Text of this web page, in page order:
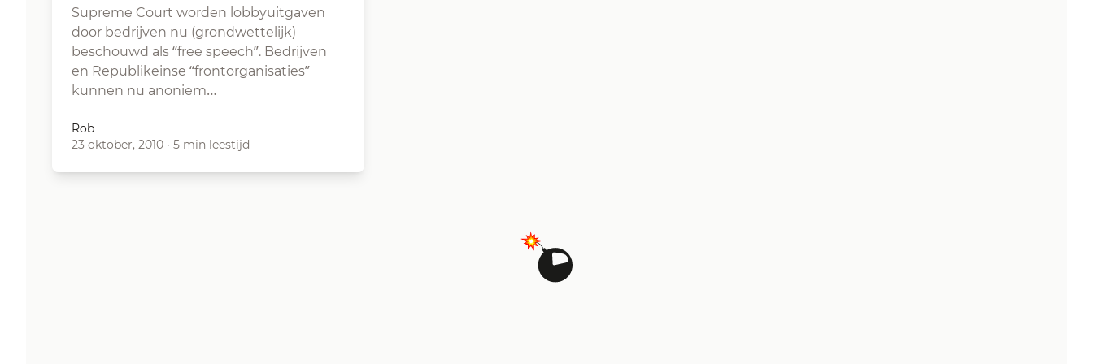
Supreme Court worden lobbyuitgaven
door bedrijven nu (grondwettelijk)
beschouwd als “free speech”. Bedrijven
en Republikeinse “frontorganisaties”
kunnen nu anoniem…
Rob
23 oktober, 2010 · 5 min leestijd